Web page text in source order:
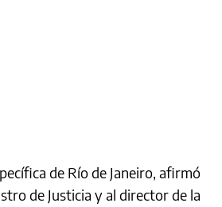
de Río de Janeiro, afirmó
de Justicia y al director de la